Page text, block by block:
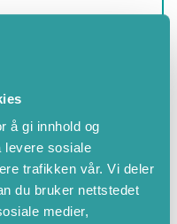
å gi innhold og
levere sosiale
trafikken vår. Vi deler
du bruker nettstedet
medier,